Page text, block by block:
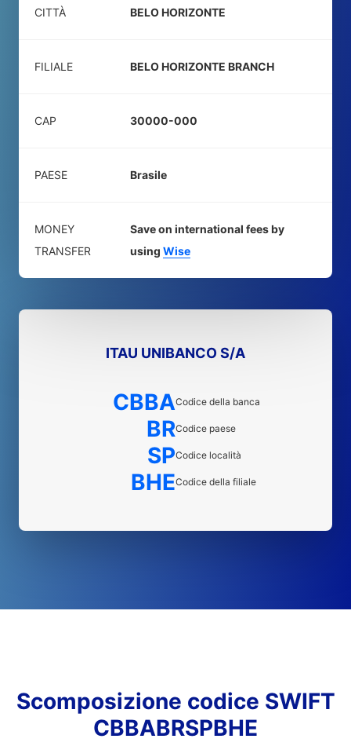
CITTÀ BELO HORIZONTE
FILIALE BELO HORIZONTE BRANCH
CAP 30000-000
PAESE Brasile
MONEY
TRANSFER
Save on international fees by
using Wise
ITAU UNIBANCO S/A
CBBACodice della banca
BRCodice paese
SPCodice località
BHECodice della filiale
Scomposizione codice SWIFT
CBBABRSPBHE